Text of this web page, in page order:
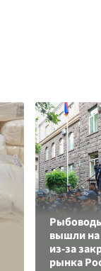
вышли на
из-за
рынка